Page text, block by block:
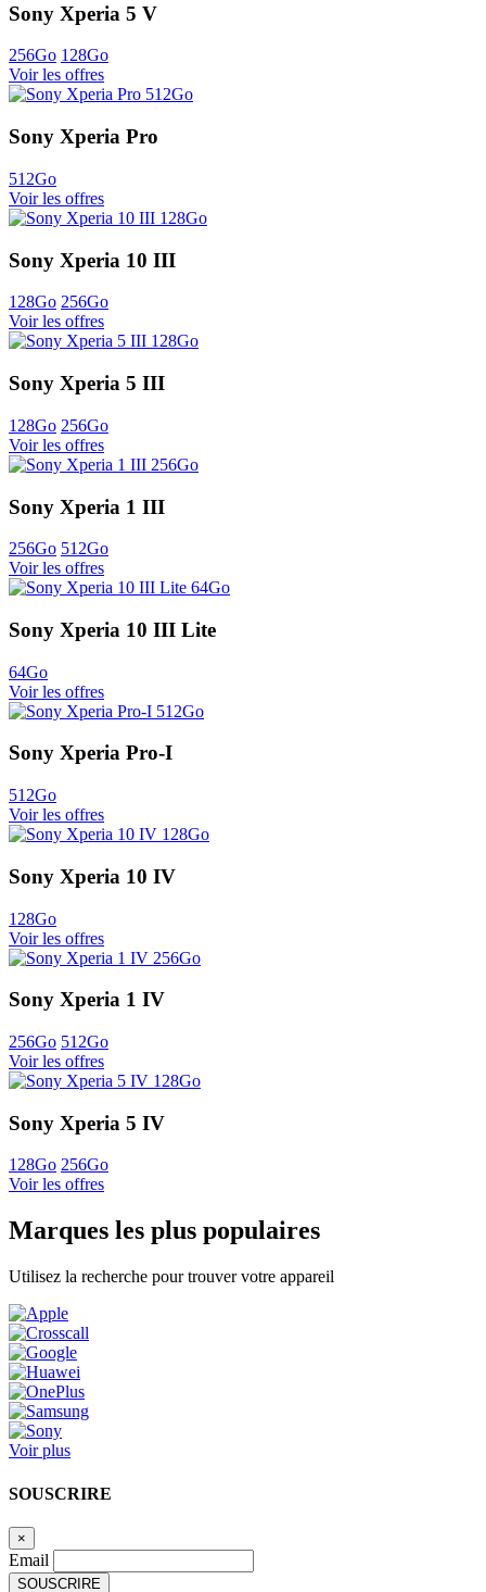
Sony Xperia 5 V
256Go 128Go
Voir les offres
Sony Xperia Pro
512Go
Voir les offres
Sony Xperia 10 III
128Go 256Go
Voir les offres
Sony Xperia 5 III
128Go 256Go
Voir les offres
Sony Xperia 1 III
256Go 512Go
Voir les offres
Sony Xperia 10 III Lite
64Go
Voir les offres
Sony Xperia Pro-I
512Go
Voir les offres
Sony Xperia 10 IV
128Go
Voir les offres
Sony Xperia 1 IV
256Go 512Go
Voir les offres
Sony Xperia 5 IV
128Go 256Go
Voir les offres
Marques les plus populaires
Utilisez la recherche pour trouver votre appareil
Voir plus
SOUSCRIRE
×
Email
SOUSCRIRE